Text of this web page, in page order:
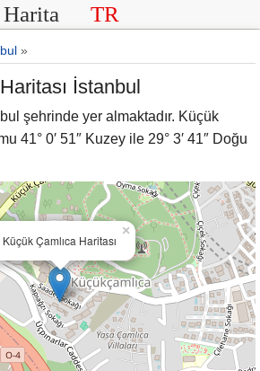
Harita TR
»
İstanbul
şehrinde yer almaktadır. Küçük
41° 0′ 51″ Kuzey ile 29° 3′ 41″ Doğu
Küçük Çamlıca Haritası
×